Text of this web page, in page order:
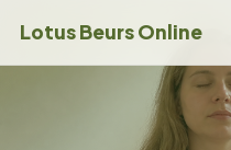
Lotus Beurs Online